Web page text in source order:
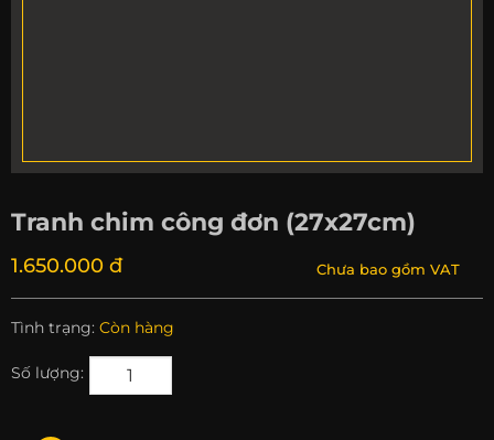
Tranh chim công đơn (27x27cm)
1.650.000 đ Chưa bao gồm VAT
Tình trạng: Còn hàng
Số lượng: